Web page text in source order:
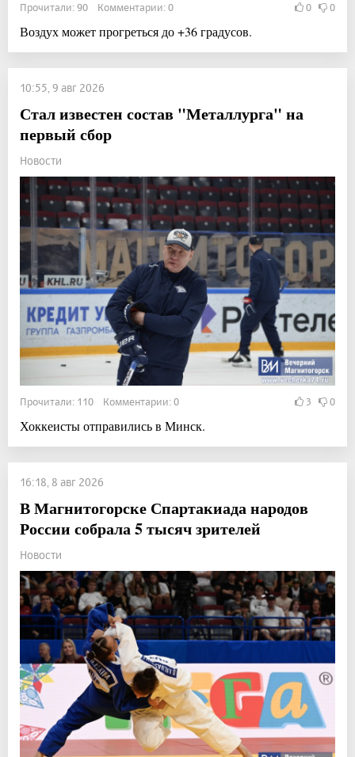
Прочитали: 90 Комментарии: 0 0 0
Воздух может прогреться до +36 градусов.
10:55, 9 авг 2026
Стал известен состав "Металлурга" на
первый сбор
Новости
Прочитали: 110 Комментарии: 0 3 0
Хоккеисты отправились в Минск.
16:18, 8 авг 2026
В Магнитогорске Спартакиада народов
России собрала 5 тысяч зрителей
Новости